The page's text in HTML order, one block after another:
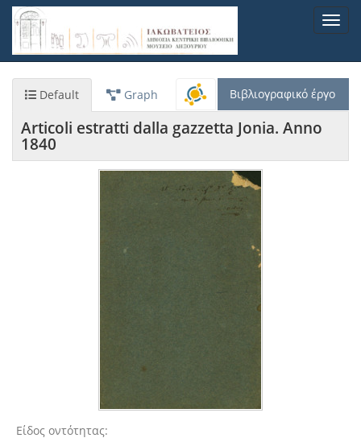
Παράκαμψη
προς
κυρίως
Default Graph Βιβλιογραφικό έργο
Articoli estratti dalla gazzetta Jonia. Anno
1840
Είδος οντότητας